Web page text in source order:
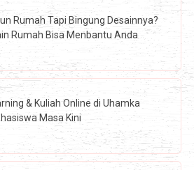
Rumah Tapi Bingung Desainnya?
Rumah Bisa Menbantu Anda
& Kuliah Online di Uhamka
Masa Kini